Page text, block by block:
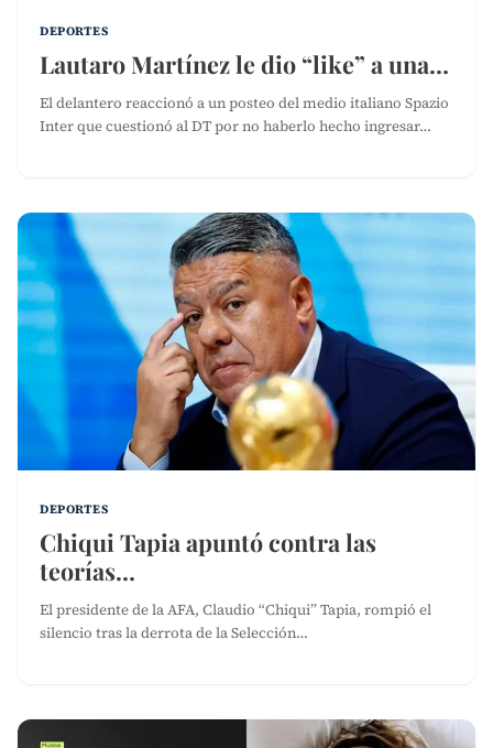
DEPORTES
Lautaro Martínez le dio “like” a una…
El delantero reaccionó a un posteo del medio italiano Spazio
Inter que cuestionó al DT por no haberlo hecho ingresar…
DEPORTES
Chiqui Tapia apuntó contra las
teorías…
El presidente de la AFA, Claudio “Chiqui” Tapia, rompió el
silencio tras la derrota de la Selección…